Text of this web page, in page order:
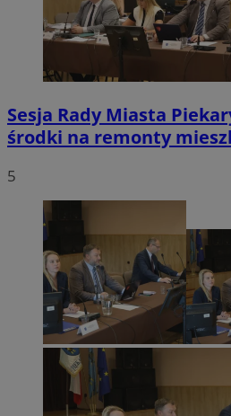
Sesja Rady Miasta
środki na remonty
5